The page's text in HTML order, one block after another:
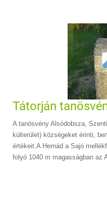
Tátorján
A tanösvény Alsódobsza,
külterület) községeket érinti,
értékeit.A Hernád a Sajó
folyó 1040 m magasságban az